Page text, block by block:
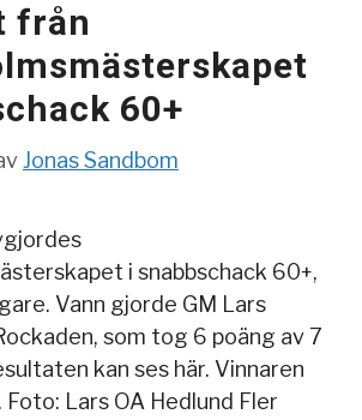
från
60+
Jonas Sandbom
i snabbschack 60+,
Vann gjorde GM Lars
som tog 6 poäng av 7
kan ses här. Vinnaren
Foto: Lars OA Hedlund Fler